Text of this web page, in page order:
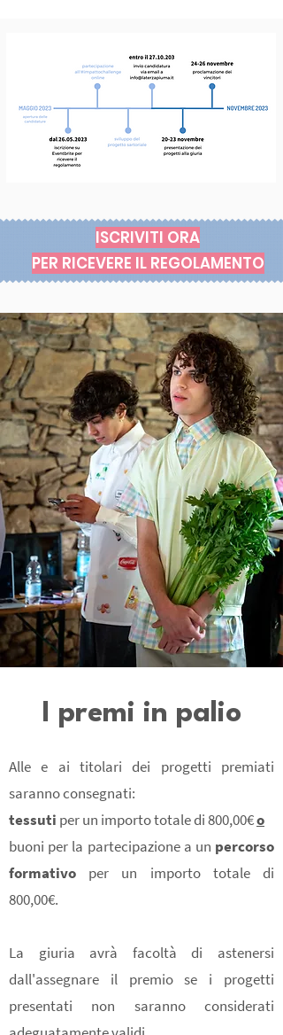
ISCRIVITI ORA
PER RICEVERE IL REGOLAMENTO
I premi in palio
Alle e ai titolari dei progetti premiati
saranno consegnati:
tessuti per un importo totale di 800,00€o
buoni per la partecipazione a un percorso
formativo per un importo totale di
800,00€.
La giuria avrà facoltà di astenersi
dall'assegnare il premio se i progetti
presentati non saranno considerati